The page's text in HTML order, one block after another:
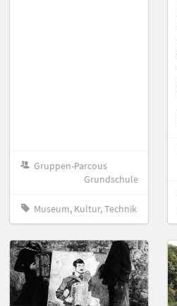
Gruppen-Parcous
Grundschule
Museum, Kultur, Technik